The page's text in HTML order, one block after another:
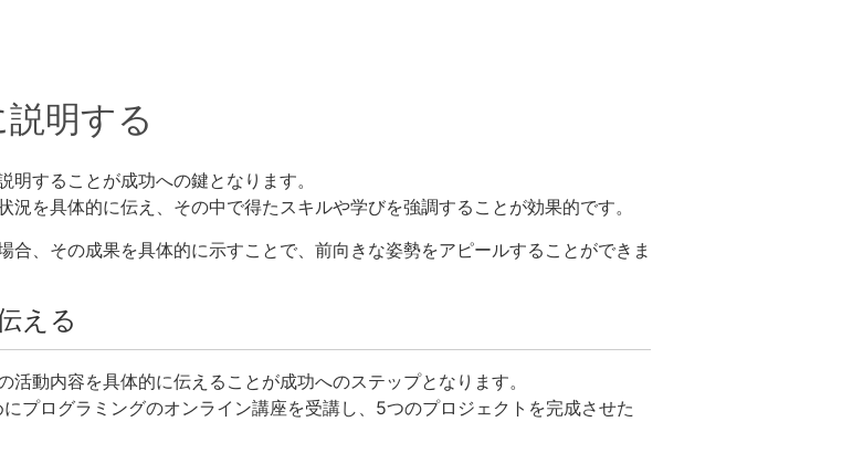
明する
することが成功への鍵となります。
を具体的に伝え、その中で得たスキルや学びを強調することが効果的です。
、その成果を具体的に示すことで、前向きな姿勢をアピールすることができま
える
動内容を具体的に伝えることが成功へのステップとなります。
プログラミングのオンライン講座を受講し、5つのプロジェクトを完成させた